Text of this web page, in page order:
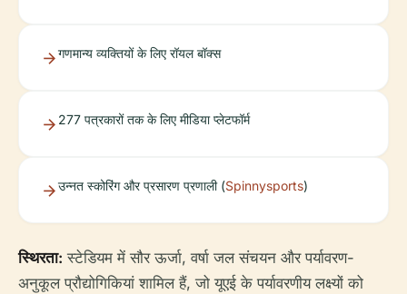
गणमान्य व्यक्तियों के लिए रॉयल बॉक्स
277 पत्रकारों तक के लिए मीडिया प्लेटफॉर्म
उन्नत स्कोरिंग और प्रसारण प्रणाली (Spinnysports)
स्थिरता: स्टेडियम में सौर ऊर्जा, वर्षा जल संचयन और पर्यावरण-
अनुकूल प्रौद्योगिकियां शामिल हैं, जो यूएई के पर्यावरणीय लक्ष्यों को